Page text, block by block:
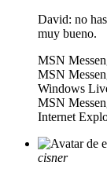
David: no
muy bueno.
MSN
MSN
Windows
MSN
Internet
cisner